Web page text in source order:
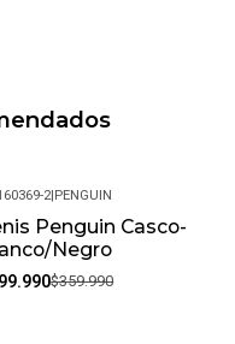
-44%
2|PENGUIN
Penguin Casco-
Negro
$359.990